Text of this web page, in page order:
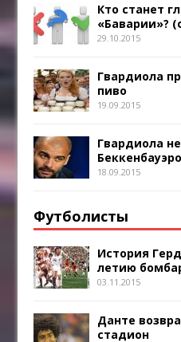
Кто станет
«Баварии»?
29.10.2015
Гвардиола
пиво
19.09.2015
Гвардиола
18.09.2015
Футболисты
История
летию
03.11.2015
Данте
стадион